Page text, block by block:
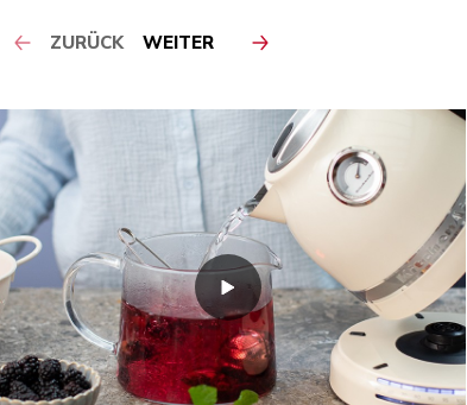
ZURÜCK WEITER